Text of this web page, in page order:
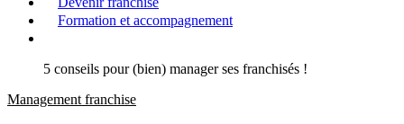
Formation et accompagnement
5 conseils pour (bien) manager ses franchisés !
Management franchise